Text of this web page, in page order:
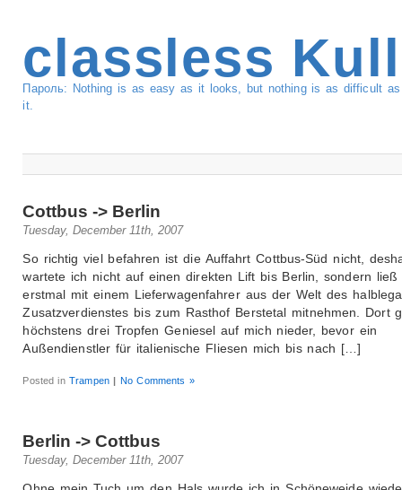
classless
Пароль: Nothing is as easy as it looks, but nothing is as difficult
it.
Cottbus -> Berlin
Tuesday, December 11th, 2007
So richtig viel befahren ist die Auffahrt Cottbus-Süd nicht,
wartete ich nicht auf einen direkten Lift bis Berlin, sondern ließ
erstmal mit einem Lieferwagenfahrer aus der Welt des
Zusatzverdienstes bis zum Rasthof Berstetal mitnehmen. Dort
höchstens drei Tropfen Geniesel auf mich nieder, bevor ein
Außendienstler für italienische Fliesen mich bis nach […]
Posted inTrampen | No Comments »
Berlin -> Cottbus
Tuesday, December 11th, 2007